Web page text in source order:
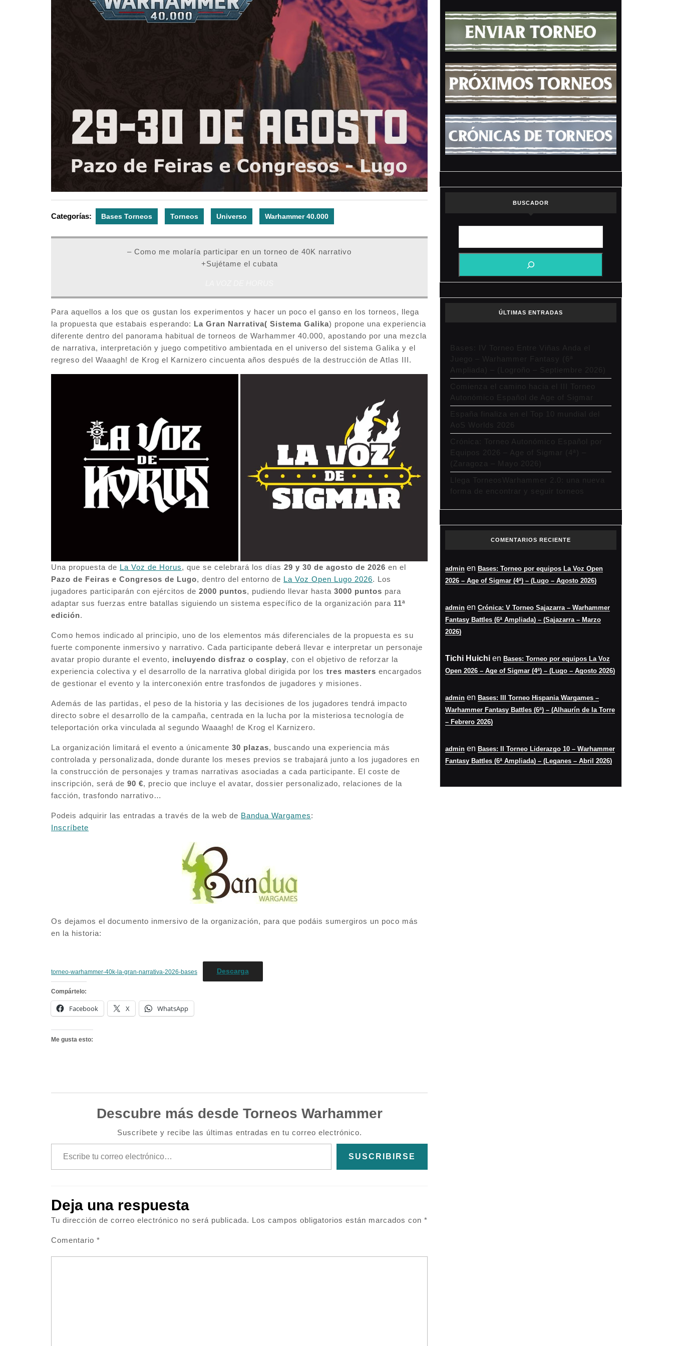
Categorías: Bases Torneos Torneos Universo Warhammer 40.000
– Como me molaría participar en un torneo de 40K narrativo
+Sujétame el cubata
Para aquellos a los que os gustan los experimentos y hacer un poco el ganso en los torneos, llega
la propuesta que estabais esperando: La Gran Narrativa( Sistema Galika) propone una experiencia
diferente dentro del panorama habitual de torneos de Warhammer 40.000, apostando por una mezcla
de narrativa, interpretación y juego competitivo ambientada en el universo del sistema Galika y el
regreso del Waaagh! de Krog el Karnizero cincuenta años después de la destrucción de Atlas III.
Una propuesta de La Voz de Horus, que se celebrará los días 29 y 30 de agosto de 2026 en el
Pazo de Feiras e Congresos de Lugo, dentro del entorno de La Voz Open Lugo 2026. Los
jugadores participarán con ejércitos de 2000 puntos, pudiendo llevar hasta 3000 puntos para
adaptar sus fuerzas entre batallas siguiendo un sistema específico de la organización para 11ª
edición.
Como hemos indicado al principio, uno de los elementos más diferenciales de la propuesta es su
fuerte componente inmersivo y narrativo. Cada participante deberá llevar e interpretar un personaje
avatar propio durante el evento, incluyendo disfraz o cosplay, con el objetivo de reforzar la
experiencia colectiva y el desarrollo de la narrativa global dirigida por los tres masters encargados
de gestionar el evento y la interconexión entre trasfondos de jugadores y misiones.
Además de las partidas, el peso de la historia y las decisiones de los jugadores tendrá impacto
directo sobre el desarrollo de la campaña, centrada en la lucha por la misteriosa tecnología de
teleportación orka vinculada al segundo Waaagh! de Krog el Karnizero.
La organización limitará el evento a únicamente 30 plazas, buscando una experiencia más
controlada y personalizada, donde durante los meses previos se trabajará junto a los jugadores en
la construcción de personajes y tramas narrativas asociadas a cada participante. El coste de
inscripción, será de 90 €, precio que incluye el avatar, dossier personalizado, relaciones de la
facción, trasfondo narrativo…
Podeis adquirir las entradas a través de la web de Bandua Wargames:
Inscríbete
Os dejamos el documento inmersivo de la organización, para que podáis sumergiros un poco más
en la historia:
torneo-warhammer-40k-la-gran-narrativa-2026-bases Descarga
Compártelo:
Facebook X WhatsApp
Me gusta esto:
Descubre más desde Torneos Warhammer
Suscríbete y recibe las últimas entradas en tu correo electrónico.
Escribe tu correo electrónico…
SUSCRIBIRSE
Deja una respuesta
Tu dirección de correo electrónico no será publicada. Los campos obligatorios están marcados con *
Comentario *
BUSCADOR
ÚLTIMAS ENTRADAS
Bases: IV Torneo Entre Viñas Anda el
Juego – Warhammer Fantasy (6ª
Ampliada) – (Logroño – Septiembre 2026)
Comienza el camino hacia el III Torneo
Autonómico Español de Age of Sigmar
España finaliza en el Top 10 mundial del
AoS Worlds 2026
Crónica: Torneo Autonómico Español por
Equipos 2026 – Age of Sigmar (4ª) –
(Zaragoza – Mayo 2026)
Llega TorneosWarhammer 2.0: una nueva
forma de encontrar y seguir torneos
COMENTARIOS RECIENTE
admin en Bases: Torneo por equipos La Voz Open
2026 – Age of Sigmar (4ª) – (Lugo – Agosto 2026)
admin en Crónica: V Torneo Sajazarra – Warhammer
Fantasy Battles (6ª Ampliada) – (Sajazarra – Marzo
2026)
Tichi Huichi en Bases: Torneo por equipos La Voz
Open 2026 – Age of Sigmar (4ª) – (Lugo – Agosto 2026)
admin en Bases: III Torneo Hispania Wargames –
Warhammer Fantasy Battles (6ª) – (Alhaurín de la Torre
– Febrero 2026)
admin en Bases: II Torneo Liderazgo 10 – Warhammer
Fantasy Battles (6ª Ampliada) – (Leganes – Abril 2026)